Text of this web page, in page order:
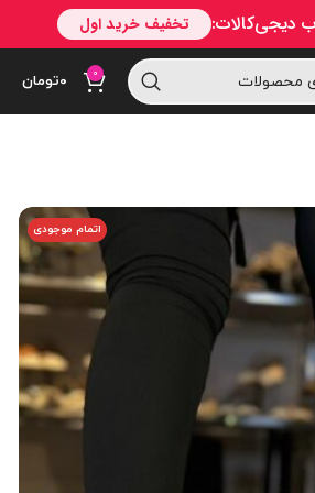
0 ۰تومان
اتمام موجودی